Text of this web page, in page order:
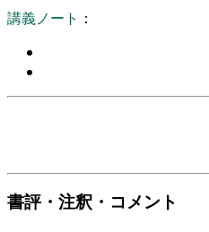
講義ノート ：
書評・注釈・コメント